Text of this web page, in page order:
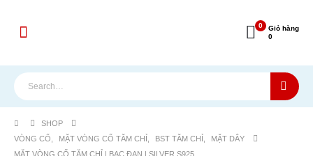
0
Giỏ hàng
0
SHOP
VÒNG CỔ
MẶT VÒNG CỔ TĂM CHỈ BST TĂM CHỈ
MẶT DÂY
MẶT VÒNG CỔ TĂM CHỈ | BẠC ĐAN | SILVER S925